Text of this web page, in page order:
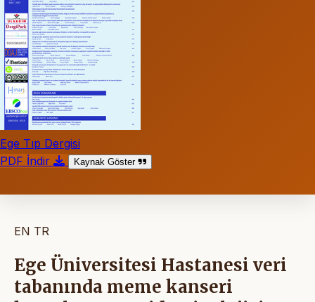
Ege Tıp Dergisi
PDF İndir
Kaynak Göster
EN TR
Ege Üniversitesi Hastanesi veri
tabanında meme kanseri